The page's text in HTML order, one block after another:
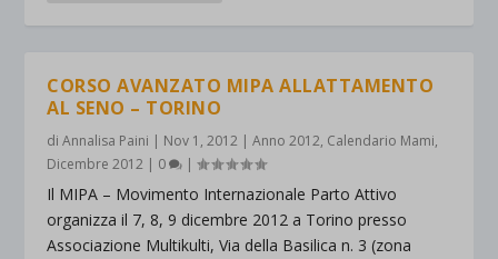
CORSO AVANZATO MIPA ALLATTAMENTO
AL SENO – TORINO
diAnnalisa Paini | Nov 1, 2012 |Anno 2012, Calendario Mami,
Dicembre 2012 | 0 |
Il MIPA – Movimento Internazionale Parto Attivo
organizza il 7, 8, 9 dicembre 2012 a Torino presso
Associazione Multikulti, Via della Basilica n. 3 (zona